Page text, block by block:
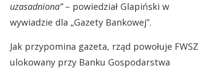
uzasadniona”– powiedział Glapiński w
wywiadzie dla „Gazety Bankowej”.
Jak przypomina gazeta, rząd powołuje FWSZ
ulokowany przy Banku Gospodarstwa